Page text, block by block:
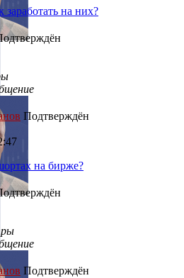
на них?
Подтверждён
на бирже?
Подтверждён